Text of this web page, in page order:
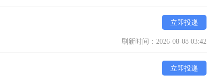
立即投递
刷新时间：2026-08-08 03:42
立即投递